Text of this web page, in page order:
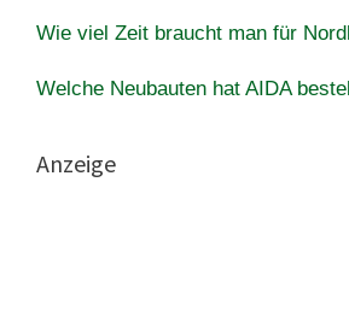
Wie viel Zeit braucht man für
Welche Neubauten hat AIDA
Anzeige